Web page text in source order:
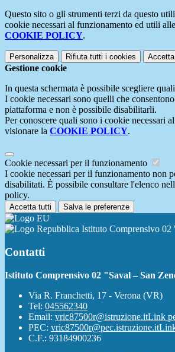
Questo sito o gli strumenti terzi da questo
cookie necessari al funzionamento ed utili
COOKIE POLICY.
Personalizza Rifiuta tutti i cookies
Gestione cookie
In questa schermata è possibile scegliere
I cookie necessari sono quelli che
piattaforma e non è possibile disabilitarli.
Per conoscere quali sono i cookie necessari
visionare la COOKIE POLICY.
Cookie necessari per il funzionamento
I cookie necessari per il funzionamento non
disabilitati. È possibile consultare l'elenco
policy.
Accetta tutti Salva le preferenze
Istituto Comprensivo 02
Contatti
Istituto Comprensivo 02 "Saval – San
Via R. Franchetti, 17 - Verona (VR)
Tel: 045562340
Email: vric87500r@istruzione.itLink
PEC: vric87500r@pec.istruzione.it
C.F.: 93184900236